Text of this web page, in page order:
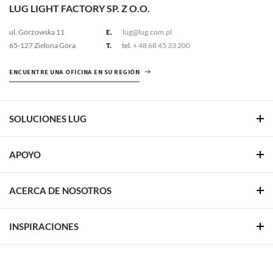
LUG LIGHT FACTORY SP. Z O.O.
ul. Gorzowska 11
65-127 Zielona Góra
E.
lug@lug.com.pl
T.
tel. + 48 68 45 33 200
ENCUENTRE UNA OFICINA EN SU REGIÓN
SOLUCIONES LUG
APOYO
ACERCA DE NOSOTROS
INSPIRACIONES